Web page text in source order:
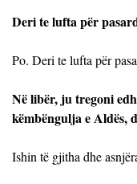
Deri te lufta për
Po. Deri te lufta për
Në libër, ju tregoni
këmbëngulja e Aldës,
Ishin të gjitha dhe